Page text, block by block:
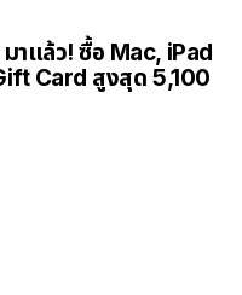
าแล้ว! ซื้อ Mac, iPad
Card สูงสุด 5,100